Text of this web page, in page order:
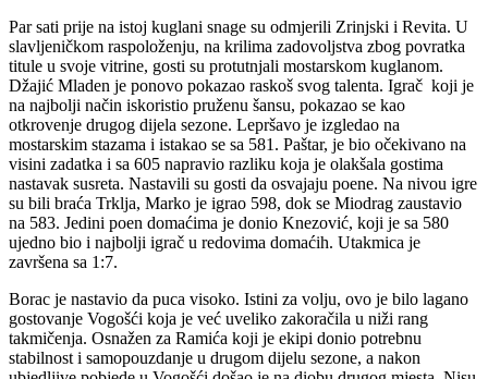
Par sati prije na istoj kuglani snage su odmjerili Zrinjski i Revita. U
slavljeničkom raspoloženju, na krilima zadovoljstva zbog povratka
titule u svoje vitrine, gosti su protutnjali mostarskom kuglanom.
Džajić Mladen je ponovo pokazao raskoš svog talenta. Igrač koji je
na najbolji način iskoristio pruženu šansu, pokazao se kao
otkrovenje drugog dijela sezone. Lepršavo je izgledao na
mostarskim stazama i istakao se sa 581. Paštar, je bio očekivano na
visini zadatka i sa 605 napravio razliku koja je olakšala gostima
nastavak susreta. Nastavili su gosti da osvajaju poene. Na nivou igre
su bili braća Trklja, Marko je igrao 598, dok se Miodrag zaustavio
na 583. Jedini poen domaćima je donio Knezović, koji je sa 580
ujedno bio i najbolji igrač u redovima domaćih. Utakmica je
završena sa 1:7.
Borac je nastavio da puca visoko. Istini za volju, ovo je bilo lagano
gostovanje Vogošći koja je već uveliko zakoračila u niži rang
takmičenja. Osnažen za Ramića koji je ekipi donio potrebnu
stabilnost i samopouzdanje u drugom dijelu sezone, a nakon